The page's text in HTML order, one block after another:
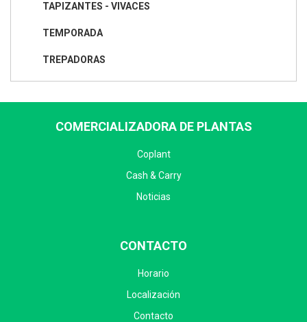
TAPIZANTES - VIVACES
TEMPORADA
TREPADORAS
COMERCIALIZADORA DE PLANTAS
Coplant
Cash & Carry
Noticias
CONTACTO
Horario
Localización
Contacto